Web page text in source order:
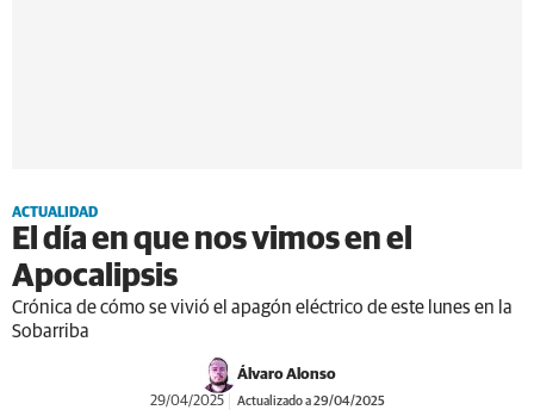
ACTUALIDAD
El día en que nos vimos en el
Apocalipsis
Crónica de cómo se vivió el apagón eléctrico de este lunes en la
Sobarriba
Álvaro Alonso
29/04/2025 Actualizado a 29/04/2025